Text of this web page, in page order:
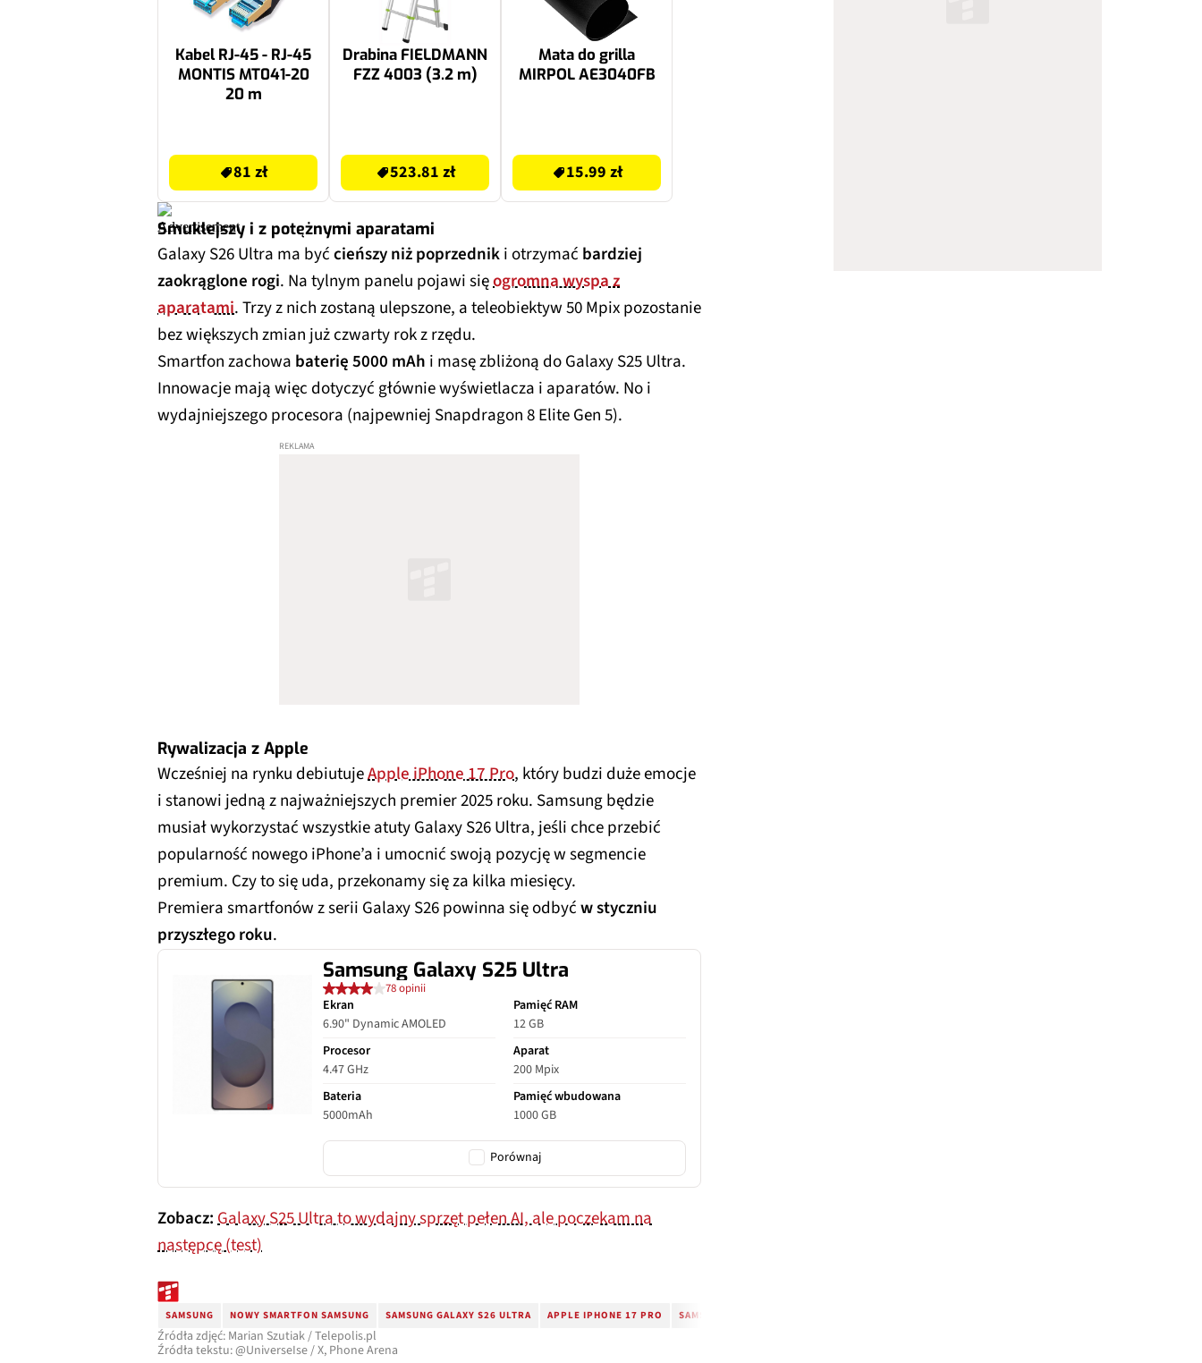
Kabel RJ-45 - RJ-45
MONTIS MT041-20
20 m
81 zł
Drabina FIELDMANN
FZZ 4003 (3.2 m)
523.81 zł
Mata do grilla
MIRPOL AE3040FB
15.99 zł
Smuklejszy i z potężnymi aparatami
Galaxy S26 Ultra ma byćcieńszy niż poprzedniki otrzymać bardziej
zaokrąglone rogi. Na tylnym panelu pojawi sięogromna wyspa z
aparatami. Trzy z nich zostaną ulepszone, a teleobiektyw 50 Mpix pozostanie
bez większych zmian już czwarty rok z rzędu.
Smartfon zachowa baterię 5000 mAh i masę zbliżoną do Galaxy S25 Ultra.
Innowacje mają więc dotyczyć głównie wyświetlacza i aparatów. No i
wydajniejszego procesora (najpewniej Snapdragon 8 Elite Gen 5).
Rywalizacja z Apple
Wcześniej na rynku debiutujeApple iPhone 17 Pro, który budzi duże emocje
i stanowi jedną z najważniejszych premier 2025 roku. Samsung będzie
musiał wykorzystać wszystkie atuty Galaxy S26 Ultra, jeśli chce przebić
popularność nowego iPhone’a i umocnić swoją pozycję w segmencie
premium. Czy to się uda, przekonamy się za kilka miesięcy.
Premiera smartfonów z serii Galaxy S26 powinna się odbyćw styczniu
przyszłego roku.
Samsung Galaxy S25 Ultra
78 opinii
Ekran
6.90" Dynamic AMOLED
Pamięć RAM
12 GB
Procesor
4.47 GHz
Aparat
200 Mpix
Bateria
5000mAh
Pamięć wbudowana
1000 GB
Porównaj
Zobacz:Galaxy S25 Ultra to wydajny sprzęt pełen AI, ale poczekam na
następcę (test)
SAMSUNG NOWY SMARTFON SAMSUNG SAMSUNG GALAXY S26 ULTRA APPLE IPHONE 17 PRO SAMSUNG GALAXY S26 ULTRA SPECYFIKACJA
Źródła zdjęć: Marian Szutiak / Telepolis.pl
Źródła tekstu: @UniverseIse / X, Phone Arena